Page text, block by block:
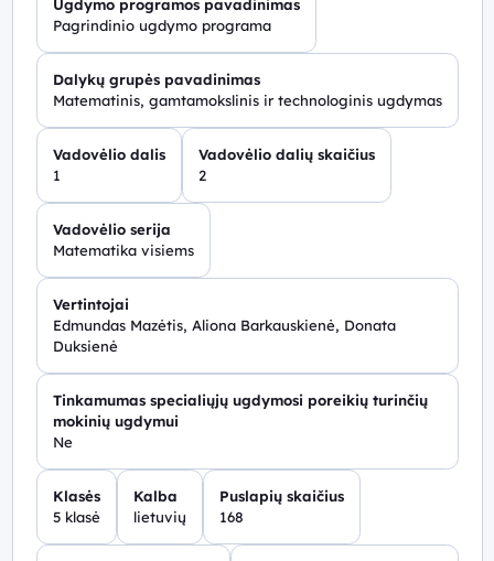
Ugdymo programos pavadinimas
Pagrindinio ugdymo programa
Dalykų grupės pavadinimas
Matematinis, gamtamokslinis ir technologinis ugdymas
Vadovėlio dalis
1
Vadovėlio dalių skaičius
2
Vadovėlio serija
Matematika visiems
Vertintojai
Edmundas Mazėtis, Aliona Barkauskienė, Donata
Duksienė
Tinkamumas specialiųjų ugdymosi poreikių turinčių
mokinių ugdymui
Ne
Klasės
5 klasė
Kalba
lietuvių
Puslapių skaičius
168